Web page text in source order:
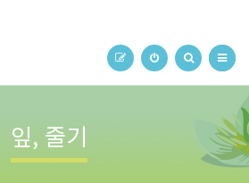
잎, 줄기